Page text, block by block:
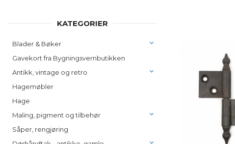
KATEGORIER
Blader & Bøker
Gavekort fra Bygningsvernbutikken
Antikk, vintage og retro
Hagemøbler
Hage
Maling, pigment og tilbehør
Såper, rengjøring